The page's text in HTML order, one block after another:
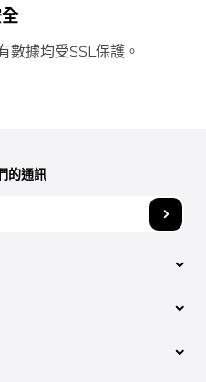
數據均受SSL保護。
的通訊